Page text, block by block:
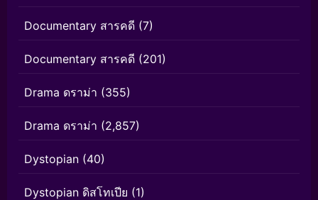
Documentary สารคดี (7)
Documentary สารคดี (201)
Drama ดราม่า (355)
Drama ดราม่า (2,857)
Dystopian (40)
Dystopian ดิสโทเปีย (1)